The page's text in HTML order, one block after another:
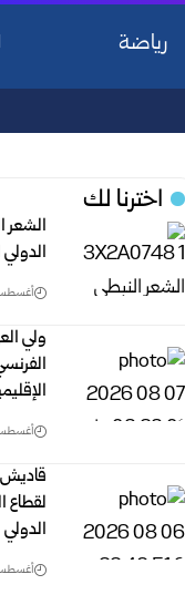
رياضة
اخترنا لك
الدولي
أغسطس 7,
ولي
أغسطس 7,
قاديش
لقطاع
الدولي
أغسطس 7,